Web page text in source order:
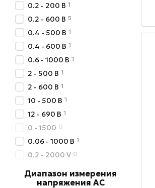
0.2 - 200 В 1
0.2 - 600 В 5
0.4 - 500 В 1
0.4 - 600 В 1
0.6 - 1000 В 1
2 - 500 В 1
2 - 600 В 1
10 - 500 В 1
12 - 690 В 1
0 - 1500 0
0.06 - 1000 В 1
0.2 - 2000 V 0
Диапазон измерения
напряжения AC